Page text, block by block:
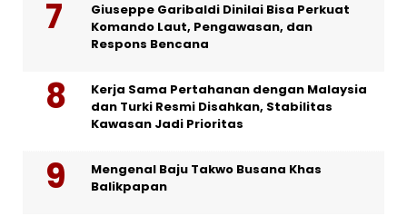
Giuseppe Garibaldi Dinilai Bisa Perkuat
Komando Laut, Pengawasan, dan
Respons Bencana
Kerja Sama Pertahanan dengan Malaysia
dan Turki Resmi Disahkan, Stabilitas
Kawasan Jadi Prioritas
Mengenal Baju Takwo Busana Khas
Balikpapan